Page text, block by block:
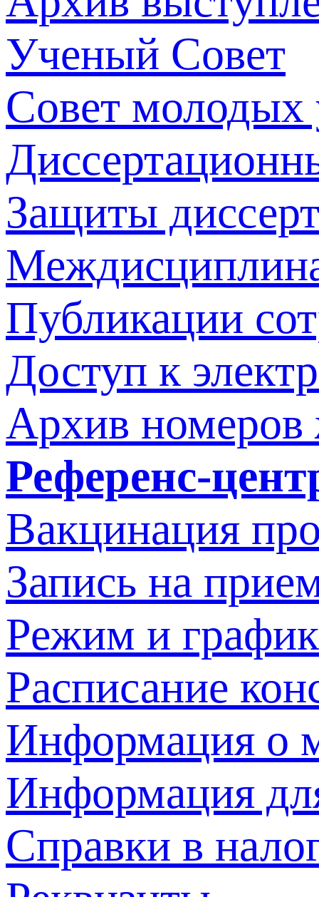
Ученый Совет
Совет молодых
Защиты
Публикации
Доступ к
Архив номеров
Референс-
Вакцинация
Запись на
Режим и
Расписание
Информация о
Информация
Справки в